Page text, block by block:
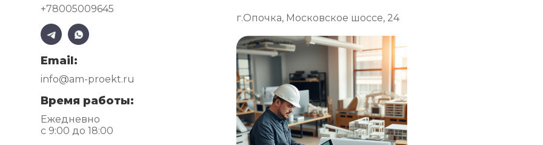
+78005009645
Email:
info@am-proekt.ru
Время работы:
Ежедневно
с 9:00 до 18:00
г.Опочка, Московское шоссе, 24